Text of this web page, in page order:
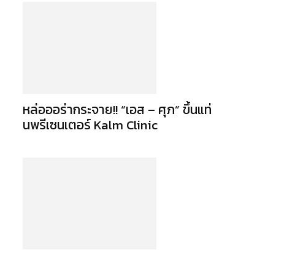
หล่อออร่ากระจาย!! “เอส – ศุภ” ขึ้นแท่
นพรีเซนเตอร์ Kalm Clinic